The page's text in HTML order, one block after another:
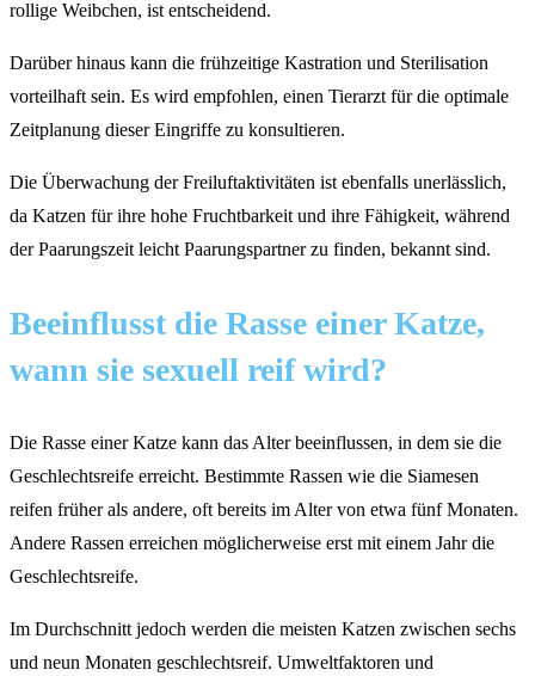
rollige Weibchen, ist entscheidend.
Darüber hinaus kann die frühzeitige Kastration und Sterilisation
vorteilhaft sein. Es wird empfohlen, einen Tierarzt für die optimale
Zeitplanung dieser Eingriffe zu konsultieren.
Die Überwachung der Freiluftaktivitäten ist ebenfalls unerlässlich,
da Katzen für ihre hohe Fruchtbarkeit und ihre Fähigkeit, während
der Paarungszeit leicht Paarungspartner zu finden, bekannt sind.
Beeinflusst die Rasse einer Katze,
wann sie sexuell reif wird?
Die Rasse einer Katze kann das Alter beeinflussen, in dem sie die
Geschlechtsreife erreicht. Bestimmte Rassen wie die Siamesen
reifen früher als andere, oft bereits im Alter von etwa fünf Monaten.
Andere Rassen erreichen möglicherweise erst mit einem Jahr die
Geschlechtsreife.
Im Durchschnitt jedoch werden die meisten Katzen zwischen sechs
und neun Monaten geschlechtsreif. Umweltfaktoren und